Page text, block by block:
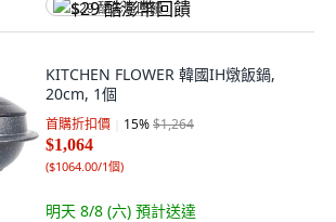
$29 酷澎幣回饋
KITCHEN FLOWER 韓國IH燉飯鍋,
20cm, 1個
首購折扣價 15%$1,264
$1,064
($1064.00/1個)
明天 8/8 (六) 預計送達